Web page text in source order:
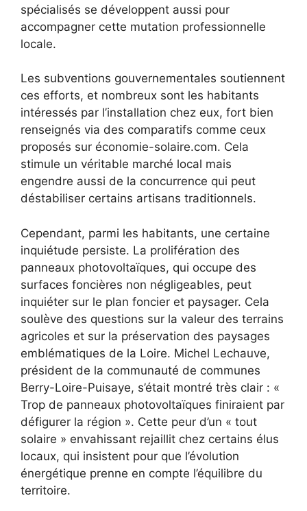
spécialisés se développent aussi pour
accompagner cette mutation professionnelle
locale.
Les subventions gouvernementales soutiennent
ces efforts, et nombreux sont les habitants
intéressés par l’installation chez eux, fort bien
renseignés via des comparatifs comme ceux
proposés sur économie-solaire.com. Cela
stimule un véritable marché local mais
engendre aussi de la concurrence qui peut
déstabiliser certains artisans traditionnels.
Cependant, parmi les habitants, une certaine
inquiétude persiste. La prolifération des
panneaux photovoltaïques, qui occupe des
surfaces foncières non négligeables, peut
inquiéter sur le plan foncier et paysager. Cela
soulève des questions sur la valeur des terrains
agricoles et sur la préservation des paysages
emblématiques de la Loire. Michel Lechauve,
président de la communauté de communes
Berry-Loire-Puisaye, s’était montré très clair : «
Trop de panneaux photovoltaïques finiraient par
défigurer la région ». Cette peur d’un « tout
solaire » envahissant rejaillit chez certains élus
locaux, qui insistent pour que l’évolution
énergétique prenne en compte l’équilibre du
territoire.